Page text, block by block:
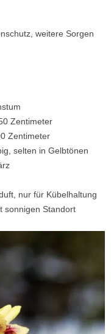
weitere Sorgen
Zentimeter
Zentimeter
selten in Gelbtönen
nur für Kübelhaltung
sonnigen Standort